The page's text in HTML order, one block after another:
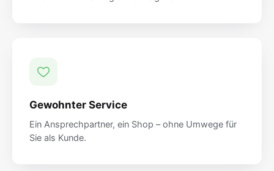
Gewohnter Service
Ein Ansprechpartner, ein Shop – ohne Umwege für
Sie als Kunde.